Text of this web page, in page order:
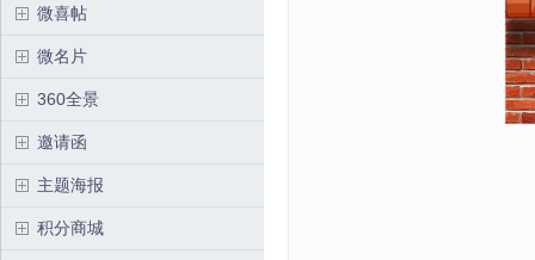
微喜帖
微名片
360全景
邀请函
主题海报
积分商城